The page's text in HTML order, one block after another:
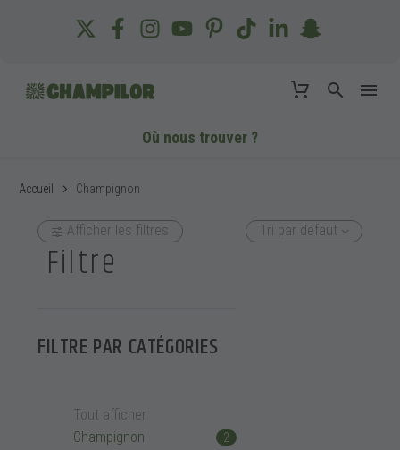
Où nous trouver ?
Accueil Champignon
Afficher les filtres
Filtre
FILTRE PAR CATÉGORIES
Tout afficher
Champignon
2
Tri par défaut